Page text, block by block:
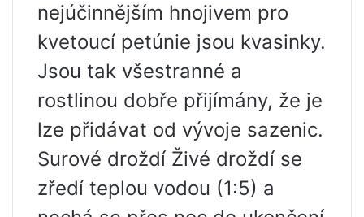
nejúčinnějším hnojivem pro
kvetoucí petúnie jsou kvasinky.
Jsou tak všestranné a
rostlinou dobře přijímány, že je
lze přidávat od vývoje sazenic.
Surové droždí Živé droždí se
zředí teplou vodou (1:5) a